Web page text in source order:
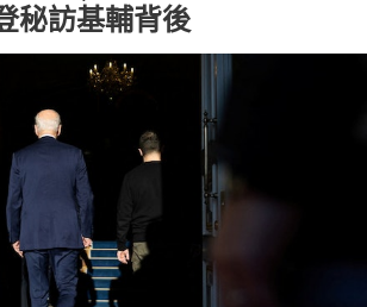
訪基輔背後